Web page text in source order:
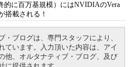
的に百万基規模）にはNVIDIAのVera
搭載される！
・ブログは、専門スタッフにより、
ています。入力頂いた内容は、アイ
他、オルタナティブ・ブログ、及び